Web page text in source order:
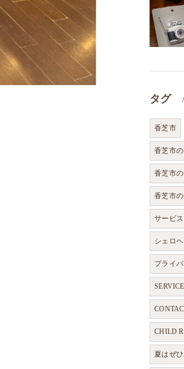
タグ
香芝市
香芝市
香芝市
香芝市
サービス
シェロ
プライ
SERVICE
CHILD
夏はぜ